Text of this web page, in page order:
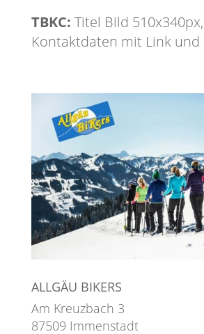
TBKC: Titel Bild 510x340px,
Kontaktdaten mit Link und
ALLGÄU BIKERS
Am Kreuzbach 3
87509 Immenstadt